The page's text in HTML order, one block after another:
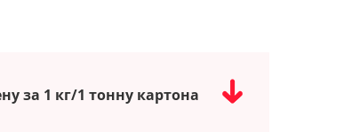
за 1 кг/1 тонну картона